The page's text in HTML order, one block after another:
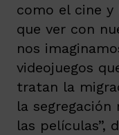
como el cine
que ver con
nos
videojuegos
tratan la
la segregación
las películas”,